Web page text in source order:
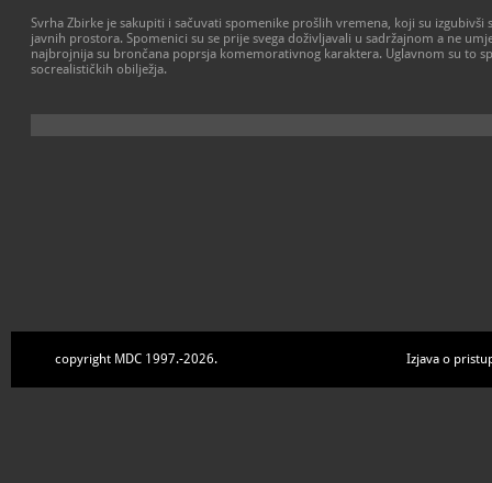
Svrha Zbirke je sakupiti i sačuvati spomenike prošlih vremena, koji su
javnih prostora. Spomenici su se prije svega doživljavali u sadržajnom a ne
najbrojnija su brončana poprsja komemorativnog karaktera. Uglavnom su to
socrealističkih obilježja.
copyright MDC 1997.-2026. Izjava o